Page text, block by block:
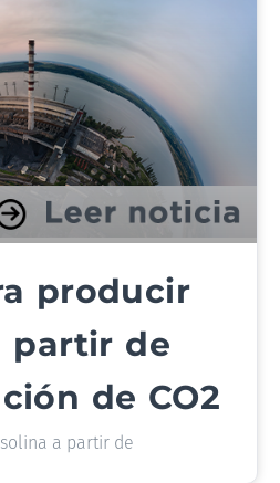
producir
partir de
de CO2
a partir de